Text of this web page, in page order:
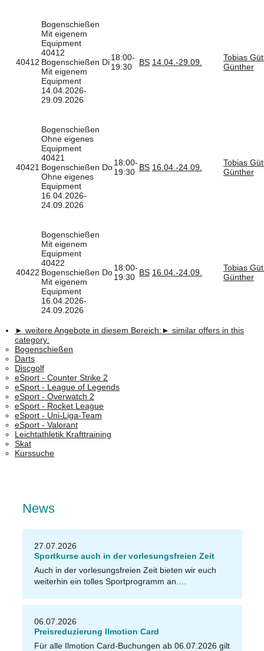
40412
Bogenschießen
Mit eigenem
Equipment
40412
Bogenschießen
Mit eigenem
Equipment
14.04.2026-
29.09.2026
Di18:00-
19:30
BS 14.04.-29.09.
Tobias
Günther
40421
Bogenschießen
Ohne eigenes
Equipment
40421
Bogenschießen
Ohne eigenes
Equipment
16.04.2026-
24.09.2026
Do18:00-
19:30 BS 16.04.-24.09.
Tobias
Günther
40422
Bogenschießen
Mit eigenem
Equipment
40422
Bogenschießen
Mit eigenem
Equipment
16.04.2026-
24.09.2026
Do18:00-
19:30 BS 16.04.-24.09.
Tobias
Günther
► weitere Angebote in diesem Bereich:► similar offers in this
category:
Bogenschießen
Darts
Discgolf
eSport - Counter Strike 2
eSport - League of Legends
eSport - Overwatch 2
eSport - Rocket League
eSport - Uni-Liga-Team
eSport - Valorant
Leichtathletik Krafttraining
Skat
Kurssuche
News
27.07.2026
Sportkurse auch in der vorlesungsfreien Zeit
Auch in der vorlesungsfreien Zeit bieten wir euch
weiterhin ein tolles Sportprogramm an.…
06.07.2026
Preisreduzierung Ilmotion Card
Für alle Ilmotion Card-Buchungen ab 06.07.2026 gilt